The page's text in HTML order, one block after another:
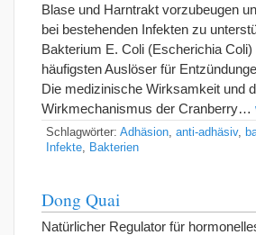
Blase und Harntrakt vorzubeugen
bei bestehenden Infekten zu
Bakterium E. Coli (Escherichia Coli)
häufigsten Auslöser für
Die medizinische Wirksamkeit und
Wirkmechanismus der Cranberry…
Schlagwörter: Adhäsion anti-adhäsiv,
Infekte
Bakterien
Dong Quai
Natürlicher Regulator für